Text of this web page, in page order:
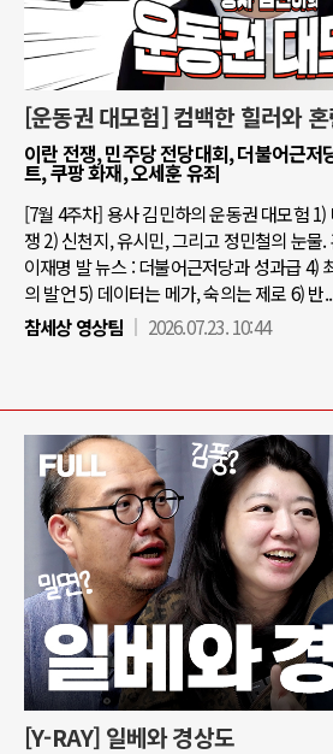
[운동권 대모험] 컴백한 힐러와
이란 전쟁, 민주당 전당대회, 더불어근저
트, 쿠팡 화재, 오세훈 유죄
[7월 4주차] 용사 김민하의 운동권 대모험
쟁 2) 신천지, 유시민, 그리고 정민철의 눈물
이재명 발 뉴스 : 더불어근저당과 성과급 4)
의 발언 5) 데이터는 메가, 숙의는 제로 6) 반
참세상 영상팀
2026.07.23. 10:44
[Y-RAY] 일베와 경상도